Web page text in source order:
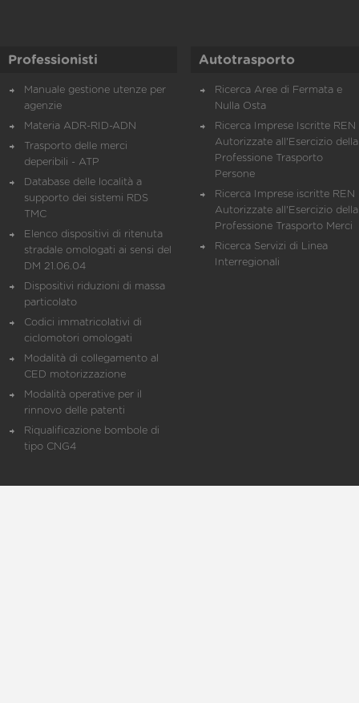
Professionisti
Manuale gestione utenze per
agenzie
Materia ADR-RID-ADN
Trasporto delle merci
deperibili - ATP
Database delle località a
supporto dei sistemi RDS
TMC
Elenco dispositivi di ritenuta
stradale omologati ai sensi del
DM 21.06.04
Dispositivi riduzioni di massa
particolato
Codici immatricolativi di
ciclomotori omologati
Modalità di collegamento al
CED motorizzazione
Modalità operative per il
rinnovo delle patenti
Riqualificazione bombole di
tipo CNG4
Autotrasporto
Ricerca Aree di Fermata e
Nulla Osta
Ricerca Imprese Iscritte REN
Autorizzate all'Esercizio della
Professione Trasporto
Persone
Ricerca Imprese iscritte REN
Autorizzate all'Esercizio della
Professione Trasporto Merci
Ricerca Servizi di Linea
Interregionali